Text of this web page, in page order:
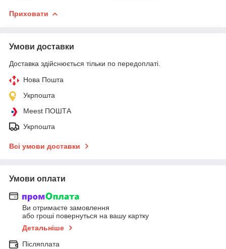
Приховати
Умови доставки
Доставка здійснюється тільки по передоплаті.
Нова Пошта
Укрпошта
Meest ПОШТА
Укрпошта
Всі умови доставки
Умови оплати
Ви отримаєте замовлення
або гроші повернуться на вашу картку
Детальніше
Післяплата